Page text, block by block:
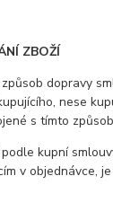
ZBOŽÍ
dopravy
nese
s tímto
kupní
v objednávce,